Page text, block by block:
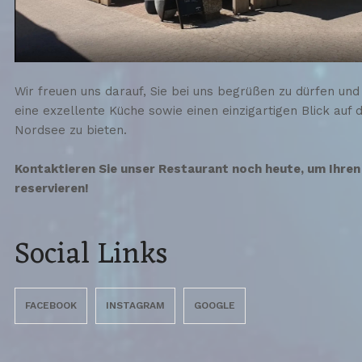
Wir freuen uns darauf, Sie bei uns begrüßen zu dürfen
eine exzellente Küche sowie einen einzigartigen Blick auf
Nordsee zu bieten.
Kontaktieren Sie unser Restaurant noch heute, um
reservieren!
Social Links
FACEBOOK INSTAGRAM GOOGLE